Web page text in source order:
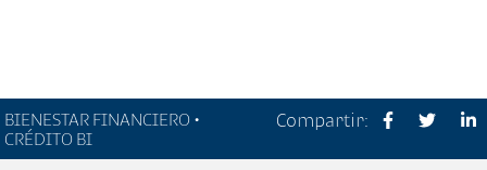
BIENESTAR FINANCIERO •
CRÉDITO BI
Compartir: